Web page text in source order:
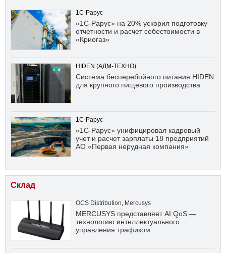
1С-Рарус
«1С-Рарус» на 20% ускорил подготовку
отчетности и расчет себестоимости в
«Криогаз»
HIDEN (АДМ-ТЕХНО)
Система бесперебойного питания HIDEN
для крупного пищевого производства
1С-Рарус
«1С-Рарус» унифицировал кадровый
учет и расчет зарплаты 18 предприятий
АО «Первая нерудная компания»
Склад
OCS Distribution, Mercusys
MERCUSYS представляет AI QoS —
технологию интеллектуального
управления трафиком